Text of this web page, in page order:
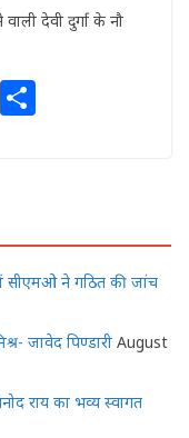
देवी दुर्गा के नौ
E
सीएमओ ने गठित की जांच
जावेद पिण्डारी August
राय का भव्य स्वागत